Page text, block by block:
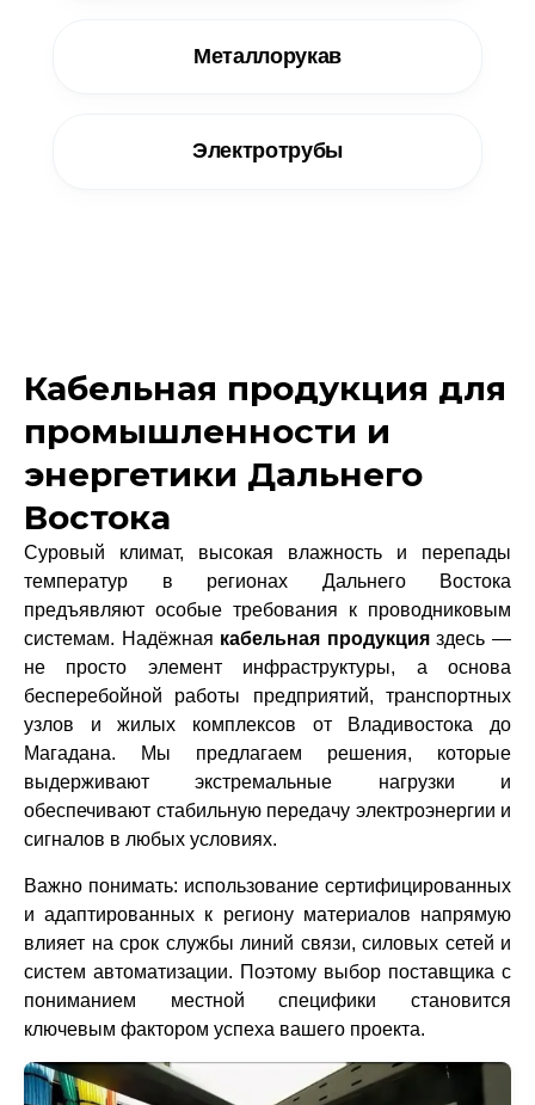
Металлорукав
Электротрубы
Кабельная продукция для
промышленности и
энергетики Дальнего
Востока
Суровый климат, высокая влажность и перепады
температур в регионах Дальнего Востока
предъявляют особые требования к проводниковым
системам. Надёжная кабельная продукцияздесь —
не просто элемент инфраструктуры, а основа
бесперебойной работы предприятий, транспортных
узлов и жилых комплексов от Владивостока до
Магадана. Мы предлагаем решения, которые
выдерживают экстремальные нагрузки и
обеспечивают стабильную передачу электроэнергии и
сигналов в любых условиях.
Важно понимать: использование сертифицированных
и адаптированных к региону материалов напрямую
влияет на срок службы линий связи, силовых сетей и
систем автоматизации. Поэтому выбор поставщика с
пониманием местной специфики становится
ключевым фактором успеха вашего проекта.